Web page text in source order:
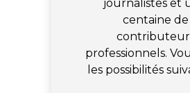
journalistes et
centaine de
professionnels.
les possibilités